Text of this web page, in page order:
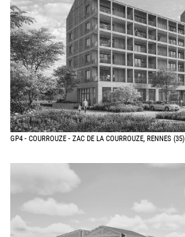
GP4 - COURROUZE - ZAC DE LA COURROUZE, RENNES (35)